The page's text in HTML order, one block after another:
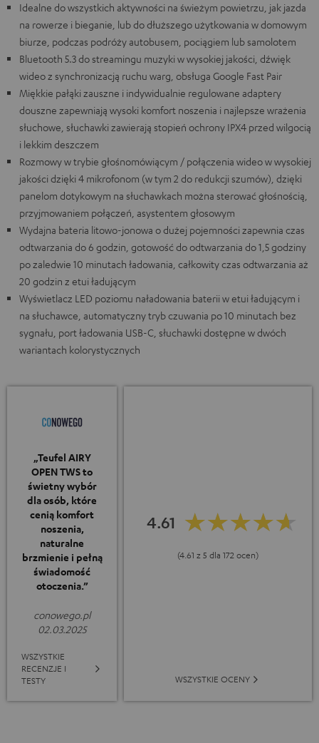
Idealne do wszystkich aktywności na świeżym powietrzu, jak jazda
na rowerze i bieganie, lub do dłuższego użytkowania w domowym
biurze, podczas podróży autobusem, pociągiem lub samolotem
Bluetooth 5.3 do streamingu muzyki w wysokiej jakości, dźwięk
wideo z synchronizacją ruchu warg, obsługa Google Fast Pair
Miękkie pałąki zauszne i indywidualnie regulowane adaptery
douszne zapewniają wysoki komfort noszenia i najlepsze wrażenia
słuchowe, słuchawki zawierają stopień ochrony IPX4 przed wilgocią
i lekkim deszczem
Rozmowy w trybie głośnomówiącym / połączenia wideo w wysokiej
jakości dzięki 4 mikrofonom (w tym 2 do redukcji szumów), dzięki
panelom dotykowym na słuchawkach można sterować głośnością,
przyjmowaniem połączeń, asystentem głosowym
Wydajna bateria litowo-jonowa o dużej pojemności zapewnia czas
odtwarzania do 6 godzin, gotowość do odtwarzania do 1,5 godziny
po zaledwie 10 minutach ładowania, całkowity czas odtwarzania aż
20 godzin z etui ładującym
Wyświetlacz LED poziomu naładowania baterii w etui ładującym i
na słuchawce, automatyczny tryb czuwania po 10 minutach bez
sygnału, port ładowania USB-C, słuchawki dostępne w dwóch
wariantach kolorystycznych
„Teufel AIRY
OPEN TWS to
świetny wybór
dla osób, które
cenią komfort
noszenia,
naturalne
brzmienie i pełną
świadomość
otoczenia.”
conowego.pl
02.03.2025
WSZYSTKIE
RECENZJE I
TESTY
4.61
(4.61 z 5 dla 172 ocen)
WSZYSTKIE OCENY